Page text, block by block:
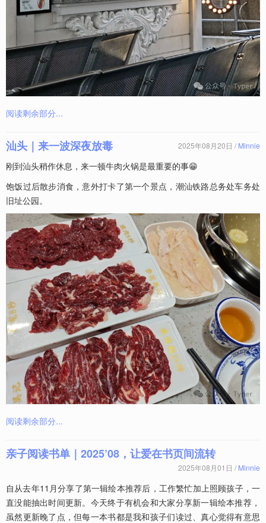
阅读剩余部分...
汕头｜来一波深夜放毒 2025年08月20日 / Minnie
刚到汕头稍作休息，来一顿牛肉火锅是最重要的事😁
饱饭过后散步消食，意外打卡了第一个景点，潮汕铁路总务处车务处
旧址公园。
阅读剩余部分...
亲子阅读书单｜2025’08，让爱在书页间流转
2025年08月01日 / Minnie
自从去年11月分享了第一辑绘本推荐后，工作繁忙加上照顾孩子，一
直没能抽出时间更新。今天终于有机会和大家分享新一辑绘本推荐，
虽然更新晚了点，但每一本书都是我和孩子们读过、真心觉得有意思